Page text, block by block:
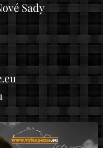
Sady